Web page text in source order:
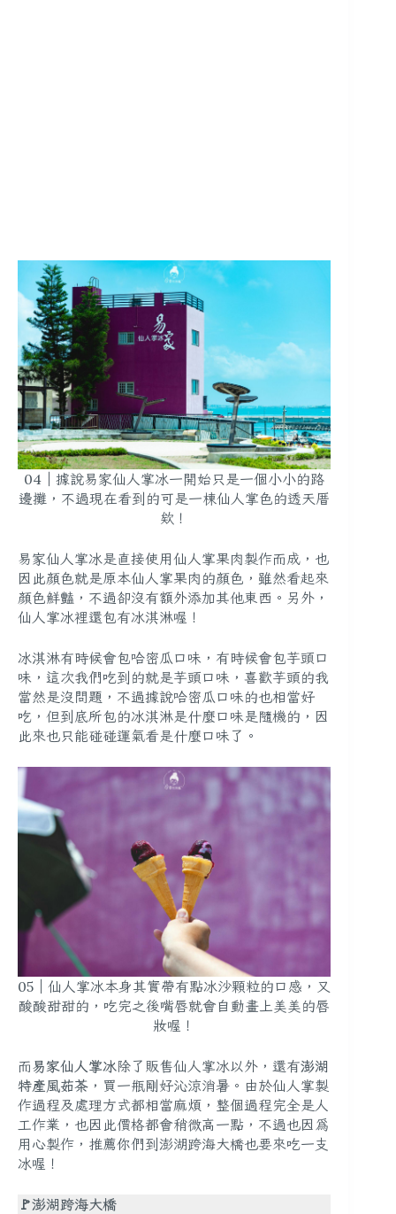
04｜據說易家仙人掌冰一開始只是一個小小的路
邊攤，不過現在看到的可是一棟仙人掌色的透天厝
欸！
易家仙人掌冰是直接使用仙人掌果肉製作而成，也
因此顏色就是原本仙人掌果肉的顏色，雖然看起來
顏色鮮豔，不過卻沒有額外添加其他東西。另外，
仙人掌冰裡還包有冰淇淋喔！
冰淇淋有時候會包哈密瓜口味，有時候會包芋頭口
味，這次我們吃到的就是芋頭口味，喜歡芋頭的我
當然是沒問題，不過據說哈密瓜口味的也相當好
吃，但到底所包的冰淇淋是什麼口味是隨機的，因
此來也只能碰碰運氣看是什麼口味了。
05｜仙人掌冰本身其實帶有點冰沙顆粒的口感，又
酸酸甜甜的，吃完之後嘴唇就會自動畫上美美的唇
妝喔！
而易家仙人掌冰除了販售仙人掌冰以外，還有澎湖
特產風茹茶 ，買一瓶剛好沁涼消暑。由於仙人掌製
作過程及處理方式都相當麻煩，整個過程完全是人
工作業，也因此價格都會稍微高一點，不過也因為
用心製作，推薦你們到澎湖跨海大橋也要來吃一支
冰喔！
🚩澎湖跨海大橋